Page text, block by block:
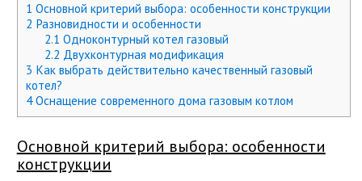
1 Основной критерий выбора: особенности конструкции
2 Разновидности и особенности
2.1 Одноконтурный котел газовый
2.2 Двухконтурная модификация
3 Как выбрать действительно качественный газовый
котел?
4Оснащение современного дома газовым котлом
Основной критерий выбора: особенности
конструкции